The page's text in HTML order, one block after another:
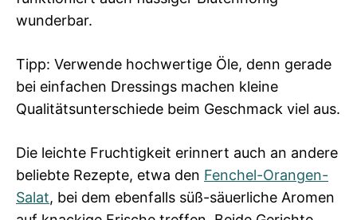
wunderbar.
Tipp: Verwende hochwertige Öle, denn gerade
bei einfachen Dressings machen kleine
Qualitätsunterschiede beim Geschmack viel aus.
Die leichte Fruchtigkeit erinnert auch an andere
beliebte Rezepte, etwa den Fenchel-Orangen-
Salat, bei dem ebenfalls süß-säuerliche Aromen